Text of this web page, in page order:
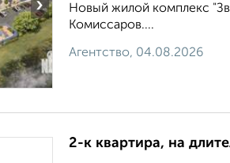
›
Новый жилой комплекс
Комиссаров....
Агентство, 04.08.2026
2-к квартира, на